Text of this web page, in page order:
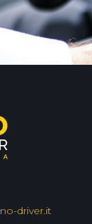
driver.it